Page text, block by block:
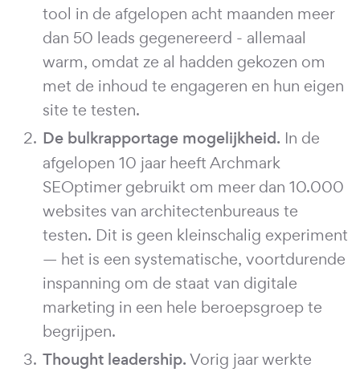
tool in de afgelopen acht maanden meer
dan 50 leads gegenereerd - allemaal
warm, omdat ze al hadden gekozen om
met de inhoud te engageren en hun eigen
site te testen.
De bulkrapportage mogelijkheid. In de
afgelopen 10 jaar heeft Archmark
SEOptimer gebruikt om meer dan 10.000
websites van architectenbureaus te
testen. Dit is geen kleinschalig experiment
— het is een systematische, voortdurende
inspanning om de staat van digitale
marketing in een hele beroepsgroep te
begrijpen.
Thought leadership.Vorig jaar werkte